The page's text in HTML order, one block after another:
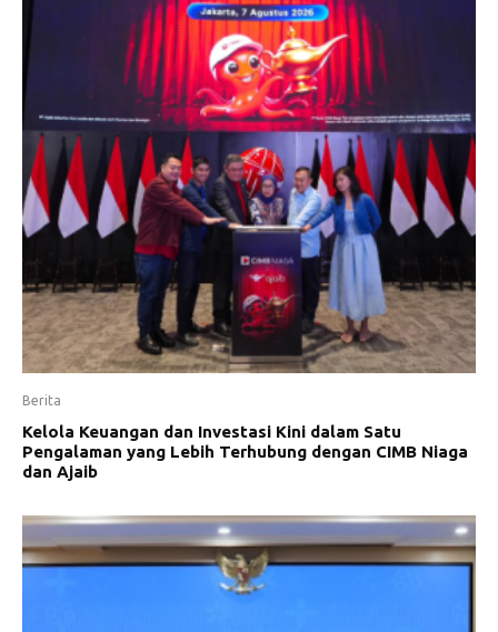
Berita
Kelola Keuangan dan Investasi Kini dalam Satu
Pengalaman yang Lebih Terhubung dengan CIMB Niaga
dan Ajaib